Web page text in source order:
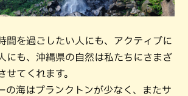
間を過ごしたい人にも、アクティブに
にも、沖縄県の自然は私たちにさまざ
せてくれます。
の海はプランクトンが少なく、またサ